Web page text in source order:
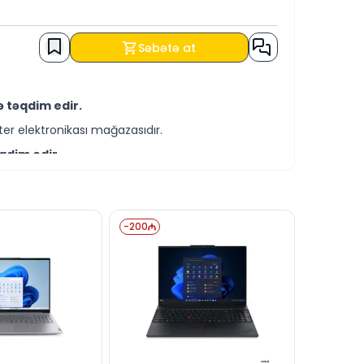
Səbətə at
təqdim edir.
elektronikası mağazasıdır.
edir.
şərtləri ilə əldə edə bilərsiniz.
bizə yaza bilərsiniz.
cavablandırmağa hər daim hazırıq.
bilərsiniz.
-200